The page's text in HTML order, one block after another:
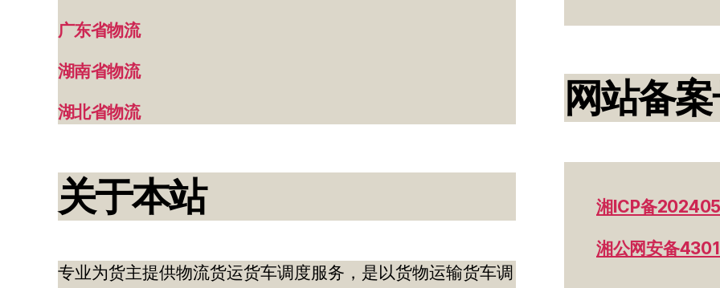
广东省物流
湖南省物流
湖北省物流
关于本站
专业为货主提供物流货运货车调度服务，是以货物运输货车调
网站备案
湘ICP备
湘公网安备